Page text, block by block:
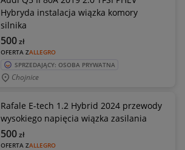
Hybryda instalacja wiązka komory
silnika
OFERTA ZALLEGRO
500zł
SPRZEDAJĄCY: OSOBA PRYWATNA
Chojnice
Rafale E-tech 1.2 Hybrid 2024 przewody
wysokiego napięcia wiązka zasilania
OFERTA ZALLEGRO
500zł